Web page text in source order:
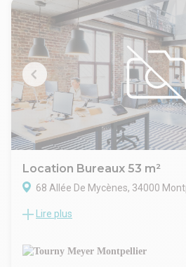
5 - 18 parkings extérieurs. Livrés
cloisonnement) et climatisés en R+1
- Bâtiment 2B : 690 m² - Bureaux -
extérieurs. Livrés aménagés (hors
climatisés.
Location Bureaux 53 m²
68 Allée De Mycènes, 34000
TOURNY MEYER vous propose à la
quartier Antigone. Très bonne
transports en commun à proximité
Lire plus